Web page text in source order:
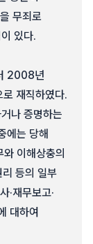
무죄로
있다.
2008년
재직하였다.
나 증명하는
에는 당해
이해상충의
리 등의 일부
·재무보고·
대하여